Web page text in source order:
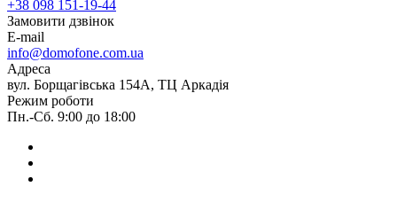
+38 098 151-19-44
Замовити дзвінок
E-mail
info@domofone.com.ua
Адреса
вул. Борщагівська 154А, ТЦ Аркадія
Режим роботи
Пн.-Сб. 9:00 до 18:00